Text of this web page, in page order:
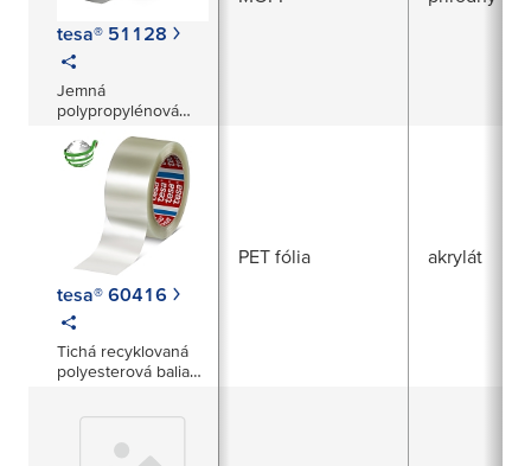
tesa® 51128
Jemná
polypropylénová
tesa® 60416
Tichá recyklovaná
polyesterová baliaca
PET fólia akrylát